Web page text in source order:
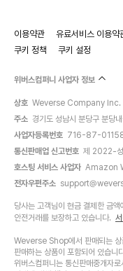
이용약관 유료서비스 이용약
쿠키 정책
쿠키 설정
위버스컴퍼니 사업자 정보
상호 Weverse Company Inc.
주소 경기도 성남시 분당구 분당
사업자등록번호 716-87-
통신판매업 신고번호 제 2022-
호스팅 서비스 사업자 Amazon
전자우편주소
당사는 고객님이 현금 결제한 금
안전거래를 보장하고 있습니다.
Weverse Shop에서 판매되는
판매하는 상품이 포함되어 있습니
위버스컴퍼니는 통신판매중개자